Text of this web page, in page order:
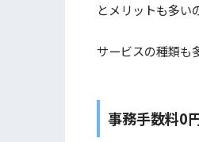
とメリットも多い
サービスの種類も
事務手数料0